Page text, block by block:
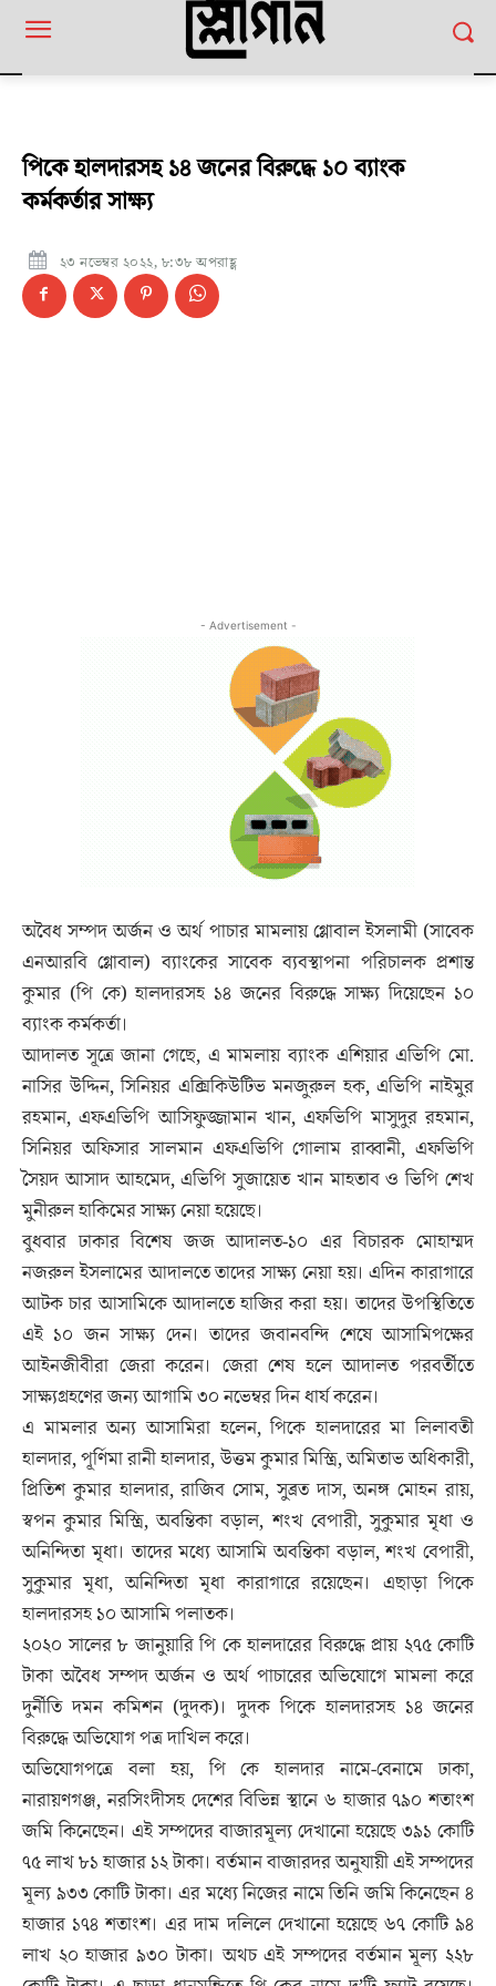
পিকে হালদারসহ ১৪ জনের বিরুদ্ধে ১০ ব্যাংক
কর্মকর্তার সাক্ষ্য
২৩ নভেম্বর ২০২২, ৮:৩৮ অপরাহ্ণ
- Advertisement -
অবৈধ সম্পদ অর্জন ও অর্থ পাচার মামলায় গ্লোবাল ইসলামী (সাবেক
এনআরবি গ্লোবাল) ব্যাংকের সাবেক ব্যবস্থাপনা পরিচালক প্রশান্ত
কুমার (পি কে) হালদারসহ ১৪ জনের বিরুদ্ধে সাক্ষ্য দিয়েছেন ১০
ব্যাংক কর্মকর্তা।
আদালত সূত্রে জানা গেছে, এ মামলায় ব্যাংক এশিয়ার এভিপি মো.
নাসির উদ্দিন, সিনিয়র এক্সিকিউটিভ মনজুরুল হক, এভিপি নাইমুর
রহমান, এফএভিপি আসিফুজ্জামান খান, এফভিপি মাসুদুর রহমান,
সিনিয়র অফিসার সালমান এফএভিপি গোলাম রাব্বানী, এফভিপি
সৈয়দ আসাদ আহমেদ, এভিপি সুজায়েত খান মাহতাব ও ভিপি শেখ
মুনীরুল হাকিমের সাক্ষ্য নেয়া হয়েছে।
বুধবার ঢাকার বিশেষ জজ আদালত-১০ এর বিচারক মোহাম্মদ
নজরুল ইসলামের আদালতে তাদের সাক্ষ্য নেয়া হয়। এদিন কারাগারে
আটক চার আসামিকে আদালতে হাজির করা হয়। তাদের উপস্থিতিতে
এই ১০ জন সাক্ষ্য দেন। তাদের জবানবন্দি শেষে আসামিপক্ষের
আইনজীবীরা জেরা করেন। জেরা শেষ হলে আদালত পরবর্তীতে
সাক্ষ্যগ্রহণের জন্য আগামি ৩০ নভেম্বর দিন ধার্য করেন।
এ মামলার অন্য আসামিরা হলেন, পিকে হালদারের মা লিলাবতী
হালদার, পূর্ণিমা রানী হালদার, উত্তম কুমার মিস্ত্রি, অমিতাভ অধিকারী,
প্রিতিশ কুমার হালদার, রাজিব সোম, সুব্রত দাস, অনঙ্গ মোহন রায়,
স্বপন কুমার মিস্ত্রি, অবন্তিকা বড়াল, শংখ বেপারী, সুকুমার মৃধা ও
অনিন্দিতা মৃধা। তাদের মধ্যে আসামি অবন্তিকা বড়াল, শংখ বেপারী,
সুকুমার মৃধা, অনিন্দিতা মৃধা কারাগারে রয়েছেন। এছাড়া পিকে
হালদারসহ ১০ আসামি পলাতক।
২০২০ সালের ৮ জানুয়ারি পি কে হালদারের বিরুদ্ধে প্রায় ২৭৫ কোটি
টাকা অবৈধ সম্পদ অর্জন ও অর্থ পাচারের অভিযোগে মামলা করে
দুর্নীতি দমন কমিশন (দুদক)। দুদক পিকে হালদারসহ ১৪ জনের
বিরুদ্ধে অভিযোগ পত্র দাখিল করে।
অভিযোগপত্রে বলা হয়, পি কে হালদার নামে-বেনামে ঢাকা,
নারায়ণগঞ্জ, নরসিংদীসহ দেশের বিভিন্ন স্থানে ৬ হাজার ৭৯০ শতাংশ
জমি কিনেছেন। এই সম্পদের বাজারমূল্য দেখানো হয়েছে ৩৯১ কোটি
৭৫ লাখ ৮১ হাজার ১২ টাকা। বর্তমান বাজারদর অনুযায়ী এই সম্পদের
মূল্য ৯৩৩ কোটি টাকা। এর মধ্যে নিজের নামে তিনি জমি কিনেছেন ৪
হাজার ১৭৪ শতাংশ। এর দাম দলিলে দেখানো হয়েছে ৬৭ কোটি ৯৪
লাখ ২০ হাজার ৯৩০ টাকা। অথচ এই সম্পদের বর্তমান মূল্য ২২৮